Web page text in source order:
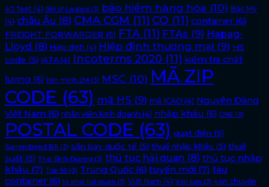
40 feet (4) Bill of Lading (3) bảo hiểm hàng hóa (10) Bắc Mỹ
(4) châu Âu (8) CMA CGM (11) CO (11) container (6)
FREIGHT FORWARDER (5) FTA (11) FTAs (9) Hapag-
Lloyd (8) Hiệp định (4) Hiệp định thương mại (9) HS
code (5) IATA (4) Incoterms 2020 (11) kiểm tra chất
lượng (6) liên minh 2M (3) MSC (10) MÃ ZIP
CODE (63) mã HS (9) mã ICAO (4) Nguyên Đăng
Việt Nam (6) nhân viên kinh doanh (4) nhập khẩu (6) ONE (3)
POSTAL CODE (63) quạt điện (5)
Surrendered Bill (3) sân bay quốc tế (5) thuế nhập khẩu (5) thuế
suất (5) Thái Bình Dương (3) thủ tục hải quan (8) thủ tục nhập
khẩu (7) Top 50 (3) Trung Quốc (6) tuyến mới (7) tàu
container (6) tờ khai hải quan (3) Việt Nam (4) Văn bản (3) vận chuyển